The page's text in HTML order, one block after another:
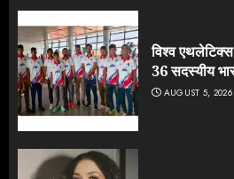
विश्व
36 सदस्यीय
AUGUST 5, 2026